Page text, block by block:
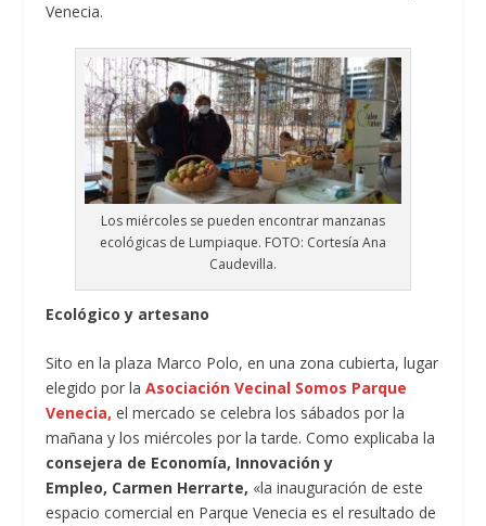
Venecia.
Los miércoles se pueden encontrar manzanas
ecológicas de Lumpiaque. FOTO: Cortesía Ana
Caudevilla.
Ecológico y artesano
Sito en la plaza Marco Polo, en una zona cubierta, lugar
elegido por laAsociación Vecinal Somos Parque
Venecia, el mercado se celebra los sábados por la
mañana y los miércoles por la tarde. Como explicaba la
consejera de Economía, Innovación y
Empleo, Carmen Herrarte, «la inauguración de este
espacio comercial en Parque Venecia es el resultado de